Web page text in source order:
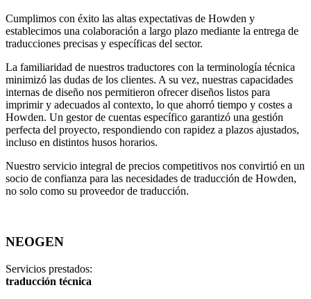
Cumplimos con éxito las altas expectativas de Howden y
establecimos una colaboración a largo plazo mediante la entrega de
traducciones precisas y específicas del sector.
La familiaridad de nuestros traductores con la terminología técnica
minimizó las dudas de los clientes. A su vez, nuestras capacidades
internas de diseño nos permitieron ofrecer diseños listos para
imprimir y adecuados al contexto, lo que ahorró tiempo y costes a
Howden. Un gestor de cuentas específico garantizó una gestión
perfecta del proyecto, respondiendo con rapidez a plazos ajustados,
incluso en distintos husos horarios.
Nuestro servicio integral de precios competitivos nos convirtió en un
socio de confianza para las necesidades de traducción de Howden,
no solo como su proveedor de traducción.
NEOGEN
Servicios prestados:
traducción técnica